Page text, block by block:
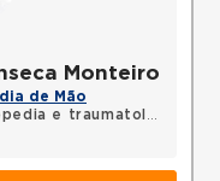
Monteiro
de Mão
e traumatologia